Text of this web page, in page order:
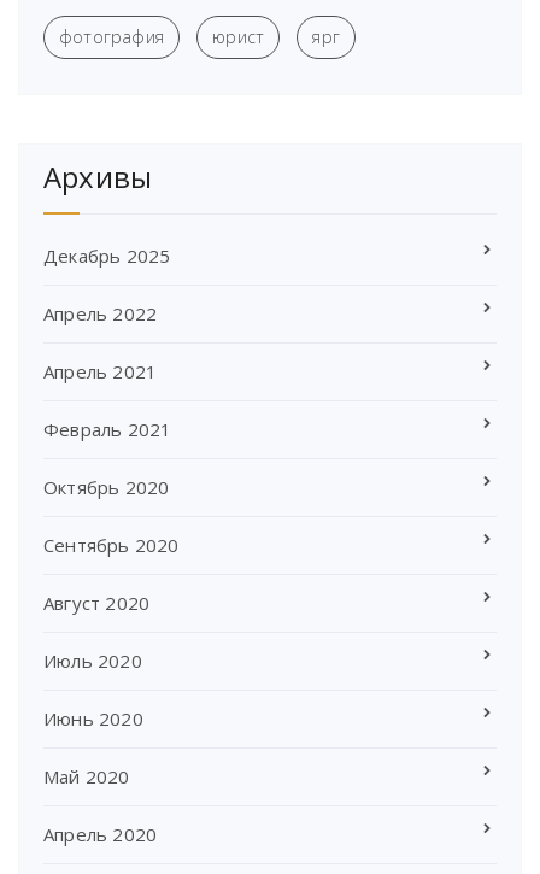
фотография юрист ярг
Архивы
Декабрь 2025
Апрель 2022
Апрель 2021
Февраль 2021
Октябрь 2020
Сентябрь 2020
Август 2020
Июль 2020
Июнь 2020
Май 2020
Апрель 2020